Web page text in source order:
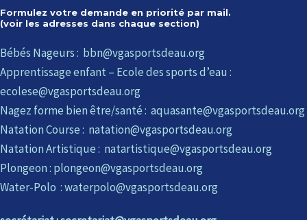
Formulez votre demande en priorité par mail.
(voir les adresses dans chaque section)
Bébés Nageurs : bbn@vgasportsdeau.org
Apprentissage enfant – Ecole des sports d’eau :
ecolese@vgasportsdeau.org
Nagez forme bien être/santé : aquasante@vgasportsdeau.org
Natation Course : natation@vgasportsdeau.org
Natation Artistique : natartistique@vgasportsdeau.org
Plongeon : plongeon@vgasportsdeau.org
Water-Polo : waterpolo@vgasportsdeau.org